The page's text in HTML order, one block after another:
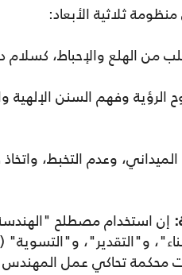
ثلاثية الأبعاد:
من الهلع والإحباط،
الرؤية وفهم السنن
وعدم التخبط،
إن استخدام مصطلح "الهندسة"
و"التقدير"،
محكمة تحاكي عمل